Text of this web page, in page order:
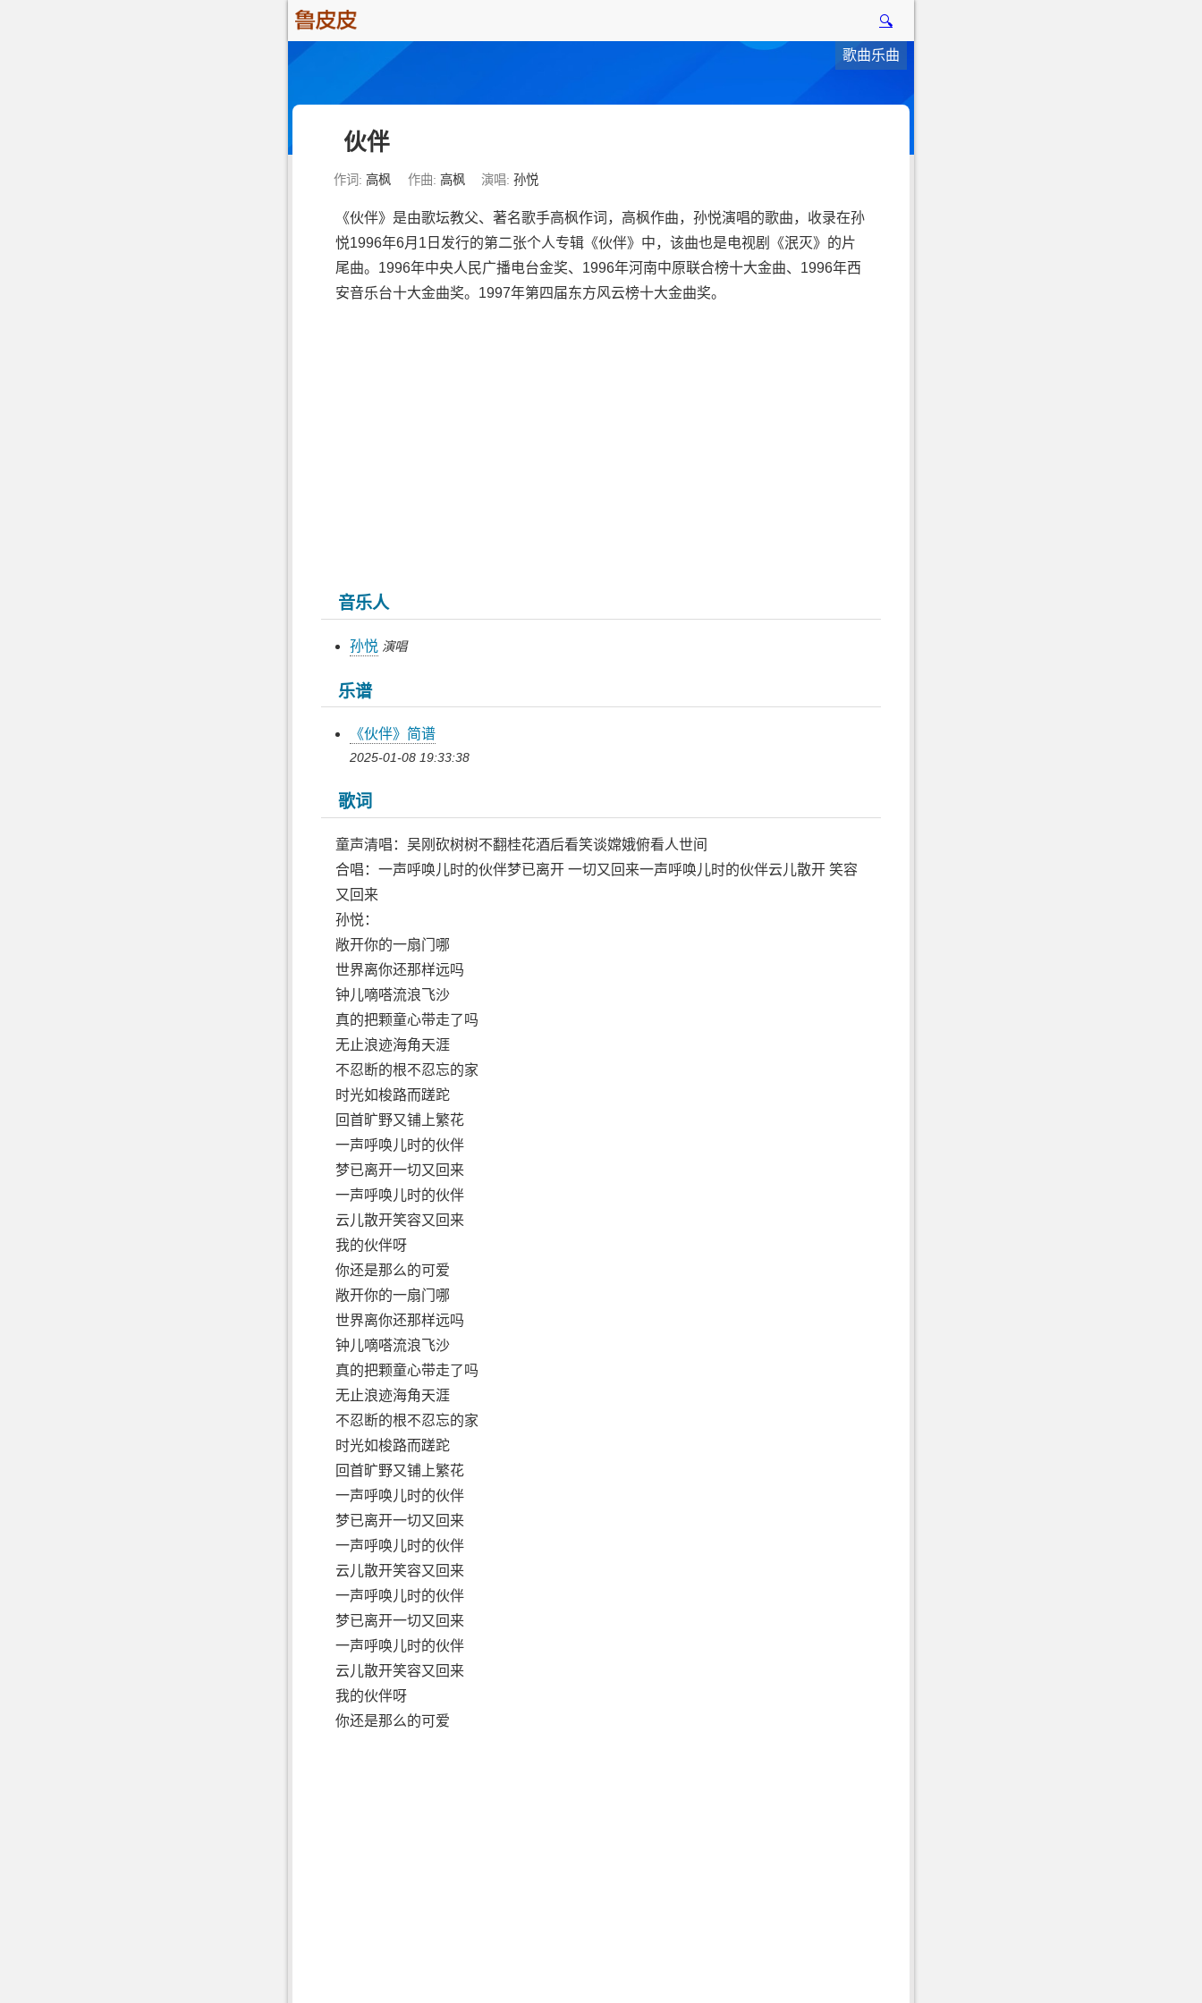
🔍
歌曲乐曲
伙伴
作词: 高枫 作曲: 高枫 演唱: 孙悦
《伙伴》是由歌坛教父、著名歌手高枫作词，高枫作曲，孙悦演唱的歌曲，收录在孙
悦1996年6月1日发行的第二张个人专辑《伙伴》中，该曲也是电视剧《泯灭》的片
尾曲。1996年中央人民广播电台金奖、1996年河南中原联合榜十大金曲、1996年西
安音乐台十大金曲奖。1997年第四届东方风云榜十大金曲奖。
音乐人
孙悦 演唱
乐谱
《伙伴》简谱
2025-01-08 19:33:38
歌词
童声清唱：吴刚砍树树不翻桂花酒后看笑谈嫦娥俯看人世间
合唱：一声呼唤儿时的伙伴梦已离开 一切又回来一声呼唤儿时的伙伴云儿散开 笑容
又回来
孙悦：
敞开你的一扇门哪
世界离你还那样远吗
钟儿嘀嗒流浪飞沙
真的把颗童心带走了吗
无止浪迹海角天涯
不忍断的根不忍忘的家
时光如梭路而蹉跎
回首旷野又铺上繁花
一声呼唤儿时的伙伴
梦已离开一切又回来
一声呼唤儿时的伙伴
云儿散开笑容又回来
我的伙伴呀
你还是那么的可爱
敞开你的一扇门哪
世界离你还那样远吗
钟儿嘀嗒流浪飞沙
真的把颗童心带走了吗
无止浪迹海角天涯
不忍断的根不忍忘的家
时光如梭路而蹉跎
回首旷野又铺上繁花
一声呼唤儿时的伙伴
梦已离开一切又回来
一声呼唤儿时的伙伴
云儿散开笑容又回来
一声呼唤儿时的伙伴
梦已离开一切又回来
一声呼唤儿时的伙伴
云儿散开笑容又回来
我的伙伴呀
你还是那么的可爱